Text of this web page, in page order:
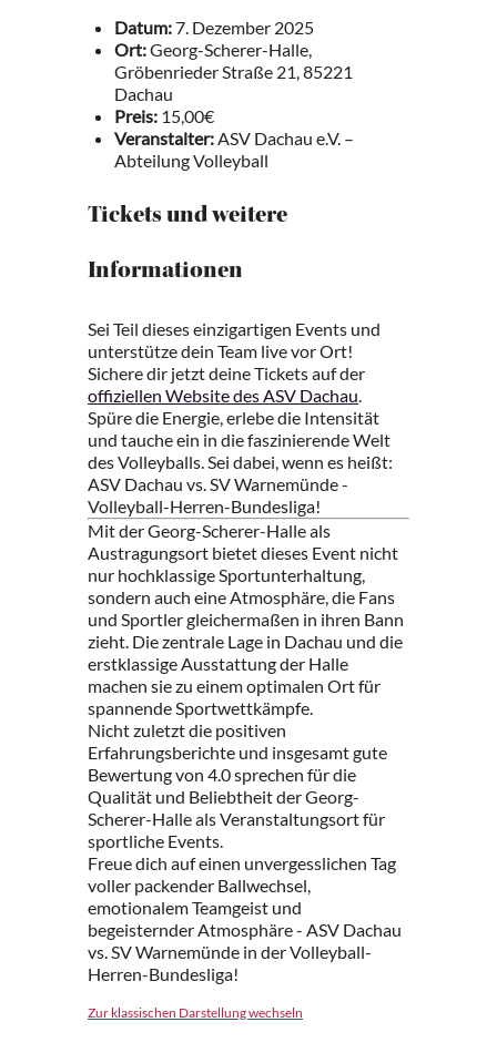
Datum:7. Dezember 2025
Ort:Georg-Scherer-Halle,
Gröbenrieder Straße 21, 85221
Dachau
Preis: 15,00€
Veranstalter:ASV Dachau e.V. –
Abteilung Volleyball
Tickets und weitere
Informationen
Sei Teil dieses einzigartigen Events und
unterstütze dein Team live vor Ort!
Sichere dir jetzt deine Tickets auf der
offiziellen Website des ASV Dachau.
Spüre die Energie, erlebe die Intensität
und tauche ein in die faszinierende Welt
des Volleyballs. Sei dabei, wenn es heißt:
ASV Dachau vs. SV Warnemünde -
Volleyball-Herren-Bundesliga!
Mit der Georg-Scherer-Halle als
Austragungsort bietet dieses Event nicht
nur hochklassige Sportunterhaltung,
sondern auch eine Atmosphäre, die Fans
und Sportler gleichermaßen in ihren Bann
zieht. Die zentrale Lage in Dachau und die
erstklassige Ausstattung der Halle
machen sie zu einem optimalen Ort für
spannende Sportwettkämpfe.
Nicht zuletzt die positiven
Erfahrungsberichte und insgesamt gute
Bewertung von 4.0 sprechen für die
Qualität und Beliebtheit der Georg-
Scherer-Halle als Veranstaltungsort für
sportliche Events.
Freue dich auf einen unvergesslichen Tag
voller packender Ballwechsel,
emotionalem Teamgeist und
begeisternder Atmosphäre - ASV Dachau
vs. SV Warnemünde in der Volleyball-
Herren-Bundesliga!
Zur klassischen Darstellung wechseln